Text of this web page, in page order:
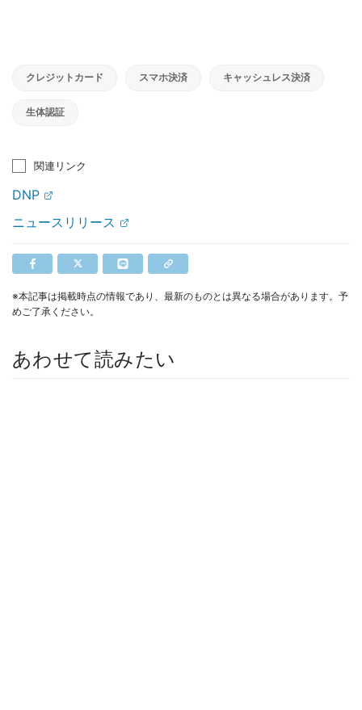
クレジットカード スマホ決済 キャッシュレス決済
生体認証
関連リンク
DNP
ニュースリリース
※本記事は掲載時点の情報であり、最新のものとは異なる場合があります。予
めご了承ください。
あわせて読みたい